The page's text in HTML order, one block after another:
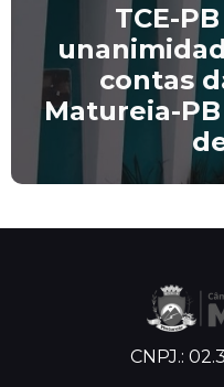
TCE-
contas
Matureia-
CNPJ.: